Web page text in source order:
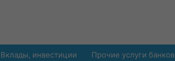
Вклады, инвестиции Прочие услуги банков